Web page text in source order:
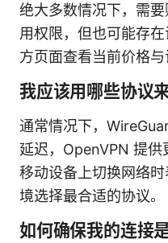
绝大多数情况下，需
用权限，但也可能存
方页面查看当前价格与
我应该用哪些协议
通常情况下，
延迟，OpenVPN 提
移动设备上切换网络
境选择最合适的协议。
如何确保我的连接